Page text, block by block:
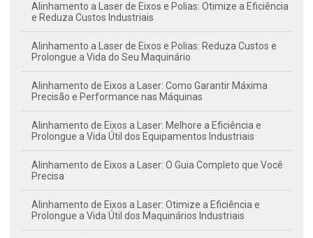
Alinhamento a Laser de Eixos e Polias: Otimize a Eficiência
e Reduza Custos Industriais
Alinhamento a Laser de Eixos e Polias: Reduza Custos e
Prolongue a Vida do Seu Maquinário
Alinhamento de Eixos a Laser: Como Garantir Máxima
Precisão e Performance nas Máquinas
Alinhamento de Eixos a Laser: Melhore a Eficiência e
Prolongue a Vida Útil dos Equipamentos Industriais
Alinhamento de Eixos a Laser: O Guia Completo que Você
Precisa
Alinhamento de Eixos a Laser: Otimize a Eficiência e
Prolongue a Vida Útil dos Maquinários Industriais